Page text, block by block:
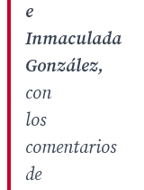
e
Inmaculada
González,
con
los
comentarios
de